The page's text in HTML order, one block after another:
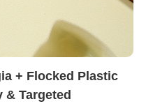
+ Flocked Plastic
Targeted